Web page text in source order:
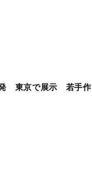
発 東京で展示 若手作